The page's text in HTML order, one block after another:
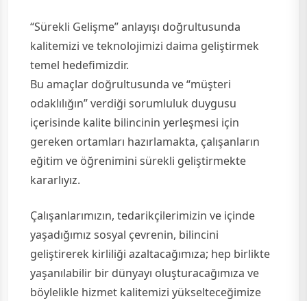
“Sürekli Gelişme” anlayışı doğrultusunda
kalitemizi ve teknolojimizi daima geliştirmek
temel hedefimizdir.
Bu amaçlar doğrultusunda ve “müşteri
odaklılığın” verdiği sorumluluk duygusu
içerisinde kalite bilincinin yerleşmesi için
gereken ortamları hazırlamakta, çalışanların
eğitim ve öğrenimini sürekli geliştirmekte
kararlıyız.
Çalışanlarımızın, tedarikçilerimizin ve içinde
yaşadığımız sosyal çevrenin, bilincini
geliştirerek kirliliği azaltacağımıza; hep birlikte
yaşanılabilir bir dünyayı oluşturacağımıza ve
böylelikle hizmet kalitemizi yükselteceğimize